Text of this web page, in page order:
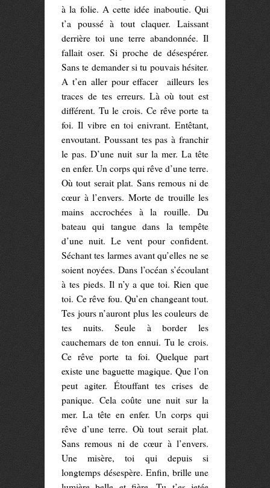
à la folie. A cette idée inaboutie. Qui
t’a poussé à tout claquer. Laissant
derrière toi une terre abandonnée. Il
fallait oser. Si proche de désespérer.
Sans te demander si tu pouvais hésiter.
A t’en aller pour effacer ailleurs les
traces de tes erreurs. Là où tout est
différent. Tu le crois. Ce rêve porte ta
foi. Il vibre en toi enivrant. Entêtant,
envoutant. Poussant tes pas à franchir
le pas. D’une nuit sur la mer. La tête
en enfer. Un corps qui rêve d’une terre.
Où tout serait plat. Sans remous ni de
cœur à l’envers. Morte de trouille les
mains accrochées à la rouille. Du
bateau qui tangue dans la tempête
d’une nuit. Le vent pour confident.
Séchant tes larmes avant qu’elles ne se
soient noyées. Dans l’océan s’écoulant
à tes pieds. Il n’y a que toi. Rien que
toi. Ce rêve fou. Qu’en changeant tout.
Tes jours n’auront plus les couleurs de
tes nuits. Seule à border les
cauchemars de ton ennui. Tu le crois.
Ce rêve porte ta foi. Quelque part
existe une baguette magique. Que l’on
peut agiter. Étouffant tes crises de
panique. Cela coûte une nuit sur la
mer. La tête en enfer. Un corps qui
rêve d’une terre. Où tout serait plat.
Sans remous ni de cœur à l’envers.
Une misère, toi qui depuis si
longtemps désespère. Enfin, brille une